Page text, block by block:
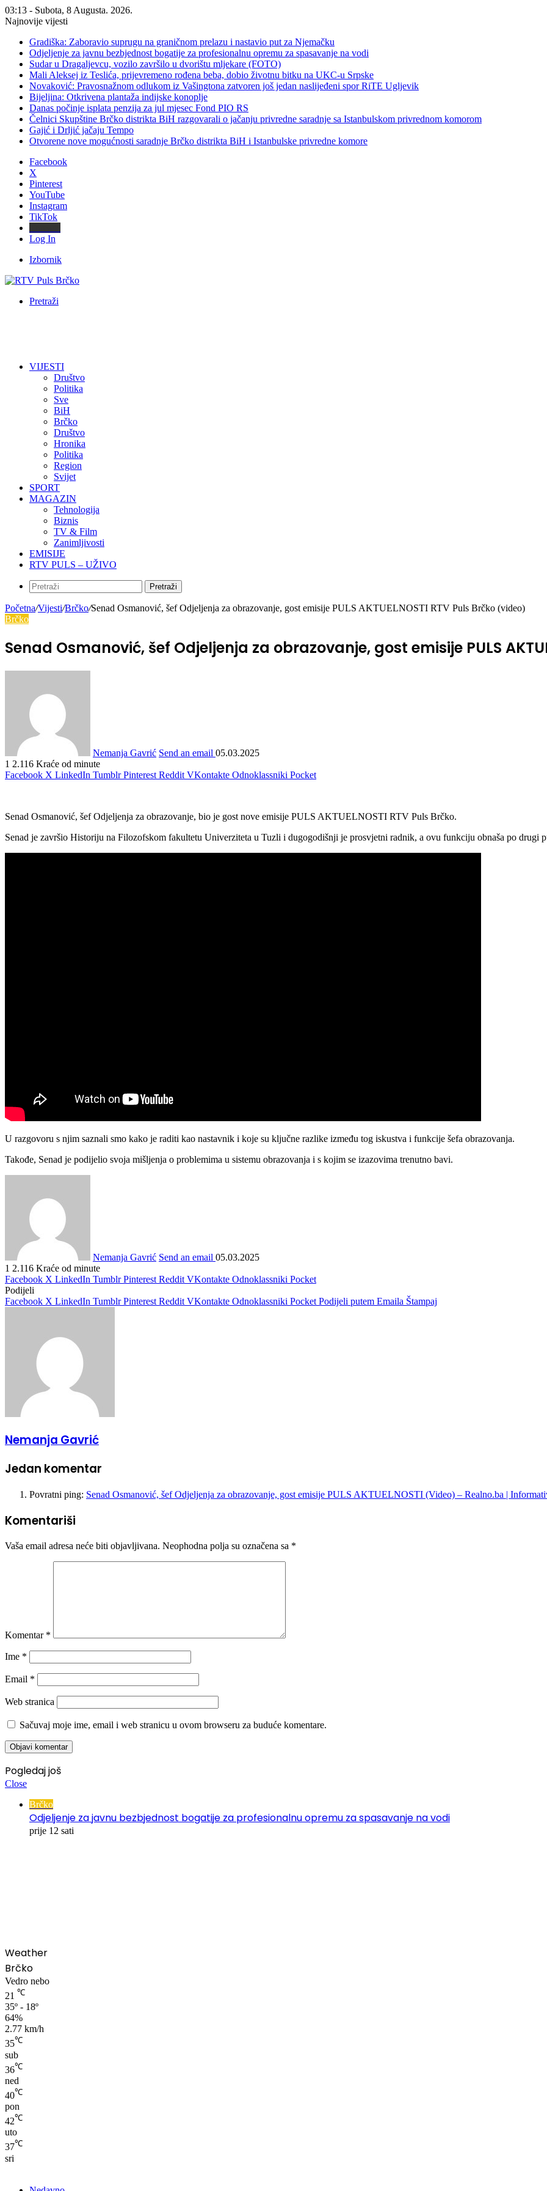
03:13 - Subota, 8 Augusta. 2026.
Najnovije vijesti
Gradiška: Zaboravio suprugu na graničnom prelazu i nastavio put za Njemačku
Odjeljenje za javnu bezbjednost bogatije za profesionalnu opremu za spasavanje na vodi
Sudar u Dragaljevcu, vozilo završilo u dvorištu mljekare (FOTO)
Mali Aleksej iz Teslića, prijevremeno rođena beba, dobio životnu bitku na UKC-u Srpske
Novaković: Pravosnažnom odlukom iz Vašingtona zatvoren još jedan naslijeđeni spor RiTE Ugljevik
Bijeljina: Otkrivena plantaža indijske konoplje
Danas počinje isplata penzija za jul mjesec Fond PIO RS
Čelnici Skupštine Brčko distrikta BiH razgovarali o jačanju privredne saradnje sa Istanbulskom privrednom komorom
Gajić i Drljić jačaju Tempo
Otvorene nove mogućnosti saradnje Brčko distrikta BiH i Istanbulske privredne komore
Facebook
X
Pinterest
YouTube
Instagram
TikTok
Log In
Izbornik
Pretraži
VIJESTI
Društvo
Politika
Sve
BiH
Brčko
Društvo
Hronika
Politika
Region
Svijet
SPORT
MAGAZIN
Tehnologija
Biznis
TV & Film
Zanimljivosti
EMISIJE
RTV PULS – UŽIVO
Pretraži
Početna/Vijesti/Brčko/Senad Osmanović, šef Odjeljenja za obrazovanje, gost emisije PULS AKTUELNOSTI RTV Puls Brčko (video)
Brčko
Senad Osmanović, šef Odjeljenja za obrazovanje, gost emisije PULS
Nemanja Gavrić Send an email 05.03.2025
1 2.116 Kraće od minute
Facebook X LinkedIn Tumblr Pinterest Reddit VKontakte Odnoklassniki Pocket
Senad Osmanović, šef Odjeljenja za obrazovanje, bio je gost nove emisije PULS AKTUELNOSTI RTV Puls Brčko.
Senad je završio Historiju na Filozofskom fakultetu Univerziteta u Tuzli i dugogodišnji je prosvjetni radnik, a ovu funkciju obnaša po drugi
U razgovoru s njim saznali smo kako je raditi kao nastavnik i koje su ključne razlike između tog iskustva i funkcije šefa obrazovanja.
Takođe, Senad je podijelio svoja mišljenja o problemima u sistemu obrazovanja i s kojim se izazovima trenutno bavi.
Nemanja Gavrić Send an email 05.03.2025
1 2.116 Kraće od minute
Facebook X LinkedIn Tumblr Pinterest Reddit VKontakte Odnoklassniki Pocket
Podijeli
Facebook X LinkedIn Tumblr Pinterest Reddit VKontakte Odnoklassniki Pocket Podijeli putem Emaila Štampaj
Nemanja Gavrić
Jedan komentar
Povratni ping: Senad Osmanović, šef Odjeljenja za obrazovanje, gost emisije PULS AKTUELNOSTI (Video) – Realno.ba |
Komentariši
Vaša email adresa neće biti objavljivana. Neophodna polja su označena sa *
Komentar *
Ime *
Email *
Web stranica
Sačuvaj moje ime, email i web stranicu u ovom browseru za buduće komentare.
Pogledaj još
Close
Brčko
Odjeljenje za javnu bezbjednost bogatije za profesionalnu opremu za spasavanje na vodi
prije 12 sati
Weather
Brčko
Vedro nebo
21 ℃
35º - 18º
64%
2.77 km/h
35℃
sub
36℃
ned
40℃
pon
42℃
uto
37℃
sri